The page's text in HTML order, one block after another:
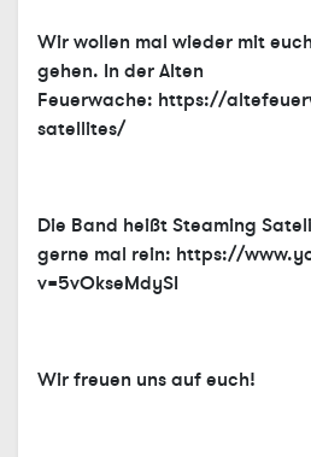
Wir wollen mal wieder mit
gehen. In der Alten
Feuerwache: https://
satellites/
Die Band heißt Steaming
gerne mal rein: https://
v=5vOkseMdySI
Wir freuen uns auf euch!